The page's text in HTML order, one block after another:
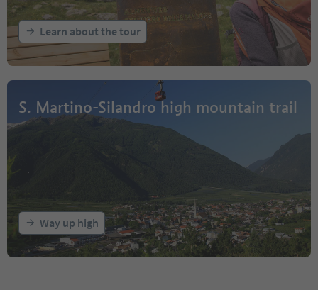
Learn about the tour
S. Martino-Silandro high mountain trail
Way up high